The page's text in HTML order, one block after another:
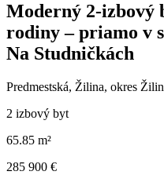
Moderný 2-izbový
rodiny – priamo v
Na Studničkách
Predmestská, Žilina, okres
2 izbový byt
65.85 m²
285 900 €